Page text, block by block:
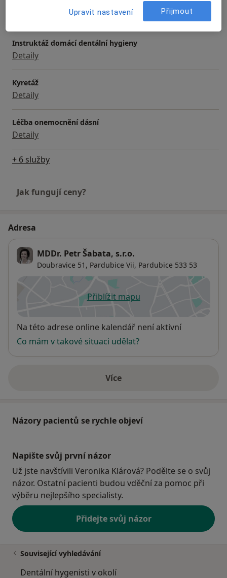
Instruktáž domácí dentální hygieny
Detaily
Kyretáž
Detaily
Léčba onemocnění dásní
Detaily
+ 6 služby
Jak fungují ceny?
Adresa
MDDr. Petr Šabata, s.r.o.
Doubravice 51, Pardubice Vii, Pardubice 533 53
Přiblížit mapuse otevře v nové záložce
Dostupnost
Na této adrese online kalendář není aktivní
Co mám v takové situaci udělat?
Víceo adrese
Názory pacientů se rychle objeví
Napište svůj první názor
Už jste navštívili Veronika Klárová? Podělte se o svůj
názor. Ostatní pacienti budou vděční za pomoc při
výběru nejlepšího specialisty.
Přidejte svůj názor
Související vyhledávání
Dentální hygenisti v okolí
Upravit nastavení Přijmout